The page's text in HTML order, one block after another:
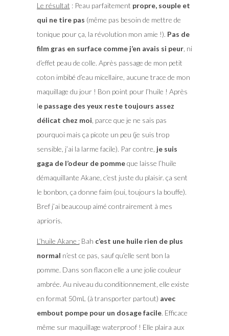
Le résultat : Peau parfaitement propre, souple et
qui ne tire pas (même pas besoin de mettre de
tonique pour ça, la révolution mon amie !). Pas de
film gras en surface comme j’en avais si peur, ni
d’effet peau de colle. Après passage de mon petit
coton imbibé d’eau micellaire, aucune trace de mon
maquillage du jour ! Bon point pour l’huile ! Après
le passage des yeux reste toujours assez
délicat chez moi , parce que je ne sais pas
pourquoi mais ça picote un peu (je suis trop
sensible, j’ai la larme facile). Par contre, je suis
gaga de l’odeur de pommeque laisse l’huile
démaquillante Akane, c’est juste du plaisir. ça sent
le bonbon, ça donne faim (oui, toujours la bouffe).
Bref j’ai beaucoup aimé contrairement à mes
aprioris.
L’huile Akane :Bah c’est une huile rien de plus
normal n’est ce pas, sauf qu’elle sent bon la
pomme. Dans son flacon elle a une jolie couleur
ambrée. Au niveau du conditionnement, elle existe
en format 50mL (à transporter partout) avec
embout pompe pour un dosage facile. Efficace
même sur maquillage waterproof ! Elle plaira aux